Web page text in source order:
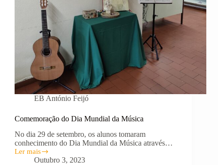
EB António Feijó
Comemoração do Dia Mundial da Música
No dia 29 de setembro, os alunos tomaram
conhecimento do Dia Mundial da Música através…
Ler mais
Comemoração
Outubro 3, 2023